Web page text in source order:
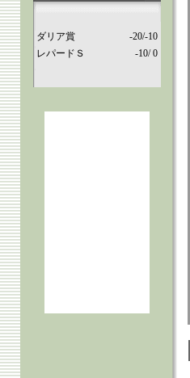
ダリア賞
-20/-10
レパードＳ
-10/ 0